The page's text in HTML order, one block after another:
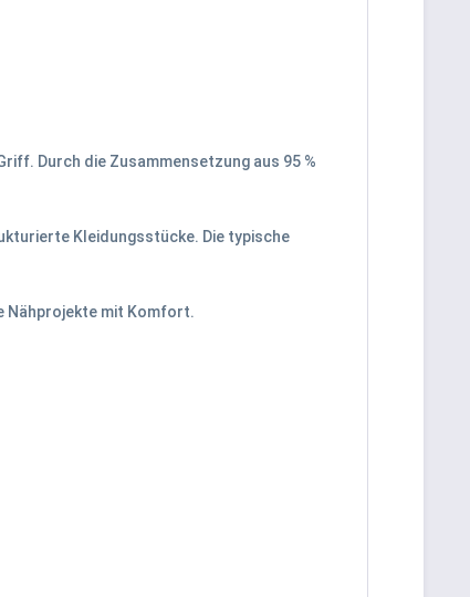
Durch die Zusammensetzung aus 95 %
Kleidungsstücke. Die typische
Nähprojekte mit Komfort.